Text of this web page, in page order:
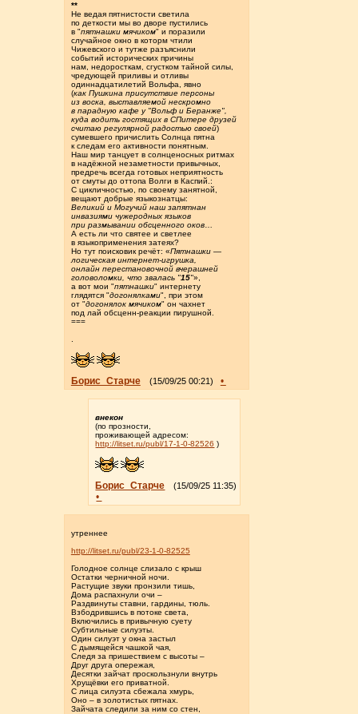
**
Не ведая пятнистости светила
по деткости мы во дворе пустились
в "пятнашки мячиком" и поразили
случайное окно в которм чтили
Чижевского и тутже разъяснили
событий исторических причины
нам, недоросткам, сгустком тайной силы,
чредующей приливы и отливы
одиннадцатилетий Вольфа, явно
(как Пушкина присутствие персоны
из воска, выставляемой нескромно
в парадную кафе у "Вольф и Беранже",
куда водить гостящих в СПитере друзей
считаю регулярной радостью своей)
сумевшего причислить Солнца пятна
к следам его активности понятным.
Наш мир танцует в солнценосных ритмах
в надёжной незаметности привычных,
предречь всегда готовых неприятность
от смуты до оттопа Волги в Каспий.:
С цикличностью, по своему занятной,
вещают добрые языкознатцы:
Великий и Могучий наш запятнан
инвазиями чужеродных языков
при размывании обсценного оков…
А есть ли что святее и светлее
в языкоприменения затеях?
Но тут поисковик речёт: «Пятнашки —
логическая интернет-игрушка,
онлайн перестановочной вчерашней
головоломки, что звалась "15"»,
а вот мои "пятнашки" интернету
глядятся "догонялками", при этом
от "догонялок мячиком" он чахнет
под лай обсценн-реакции пирушной.
===
Борис_Старче (15/09/25 00:21) •
внекон
(по прозности,
проживающей адресом:
http://litset.ru/publ/17-1-0-82526 )
Борис_Старче (15/09/25 11:35)
•
утреннее
http://litset.ru/publ/23-1-0-82525
Голодное солнце слизало с крыш
Остатки черничной ночи.
Растущие звуки пронзили тишь,
Дома распахнули очи –
Раздвинуты ставни, гардины, тюль.
Взбодрившись в потоке света,
Включились в привычную суету
Субтильные силуэты.
Один силуэт у окна застыл
С дымящейся чашкой чая,
Следя за пришествием с высоты –
Друг друга опережая,
Десятки зайчат проскользнули внутрь
Хрущёвки его приватной.
С лица силуэта сбежала хмурь,
Оно – в золотистых пятнах.
Зайчата следили за ним со стен,